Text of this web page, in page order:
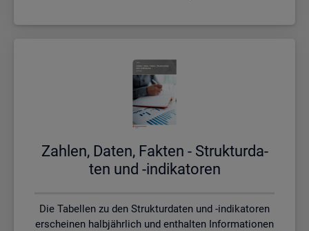
Zah­len, Daten, Fak­ten - Struk­tur­da­
ten und -in­di­ka­to­ren
Die Tabellen zu den Strukturdaten und -indikatoren
erscheinen halbjährlich und enthalten Informationen